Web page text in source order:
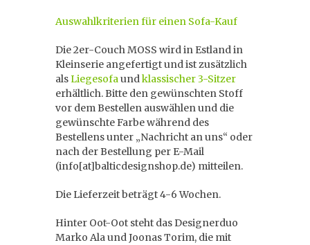
Auswahlkriterien für einen Sofa-Kauf
Die 2er-Couch MOSS wird in Estland in
Kleinserie angefertigt und ist zusätzlich
alsLiegesofaundklassischer 3-Sitzer
erhältlich. Bitte den gewünschten Stoff
vor dem Bestellen auswählen und die
gewünschte Farbe während des
Bestellens unter „Nachricht an uns“ oder
nach der Bestellung per E-Mail
(info[at]balticdesignshop.de) mitteilen.
Die Lieferzeit beträgt 4-6 Wochen.
Hinter Oot-Oot steht das Designerduo
Marko Ala und Joonas Torim, die mit